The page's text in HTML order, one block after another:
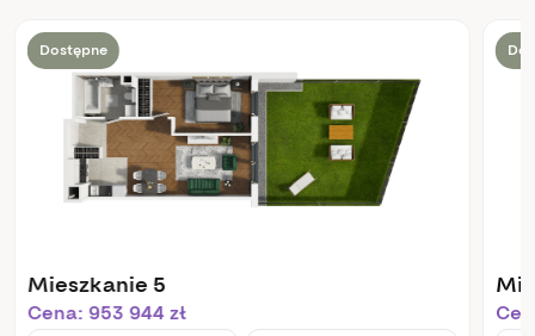
Dostępne
Mieszkanie 5
Cena: 953 944 zł